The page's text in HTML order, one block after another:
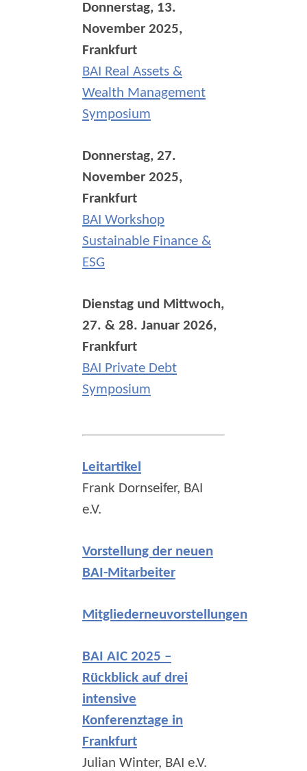
Donnerstag, 13.
November 2025,
Frankfurt
BAI Real Assets &
Wealth Management
Symposium
Donnerstag, 27.
November 2025,
Frankfurt
BAI Workshop
Sustainable Finance &
ESG
Dienstag und Mittwoch,
27. & 28. Januar 2026,
Frankfurt
BAI Private Debt
Symposium
Leitartikel
Frank Dornseifer, BAI
e.V.
Vorstellung der neuen
BAI-Mitarbeiter
Mitgliederneuvorstellungen
BAI AIC 2025 –
Rückblick auf drei
intensive
Konferenztage in
Frankfurt
Julian Winter, BAI e.V.